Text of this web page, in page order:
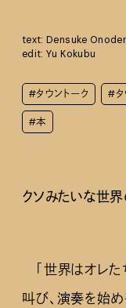
text: Densuke
edit: Yu Kokubu
#タウントーク #タ
#本
クソみたいな世
「世界はオレた
叫び、演奏を始め